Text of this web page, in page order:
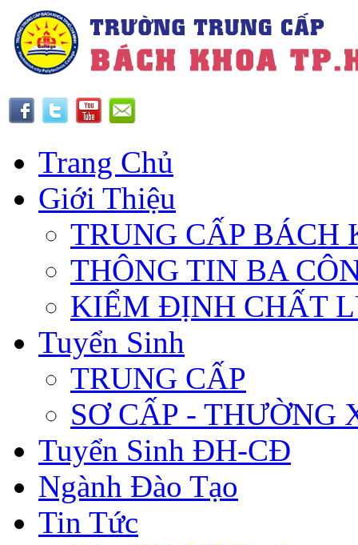
Trang Chủ
Giới Thiệu
TRUNG CẤP BÁCH
THÔNG TIN BA
KIỂM ĐỊNH CHẤT
Tuyển Sinh
TRUNG CẤP
SƠ CẤP - THƯỜNG
Tuyển Sinh ĐH-CĐ
Ngành Đào Tạo
Tin Tức